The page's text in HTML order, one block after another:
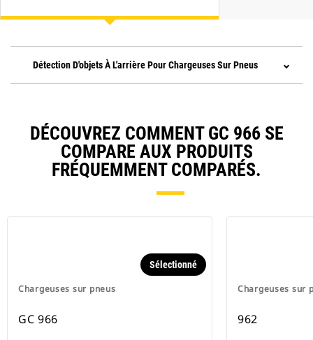
Détection D'objets À L'arrière Pour Chargeuses Sur Pneus
DÉCOUVREZ COMMENT GC 966 SE
COMPARE AUX PRODUITS
FRÉQUEMMENT COMPARÉS.
Chargeuses sur pneus
Sélectionné
GC 966
Chargeuses sur
962